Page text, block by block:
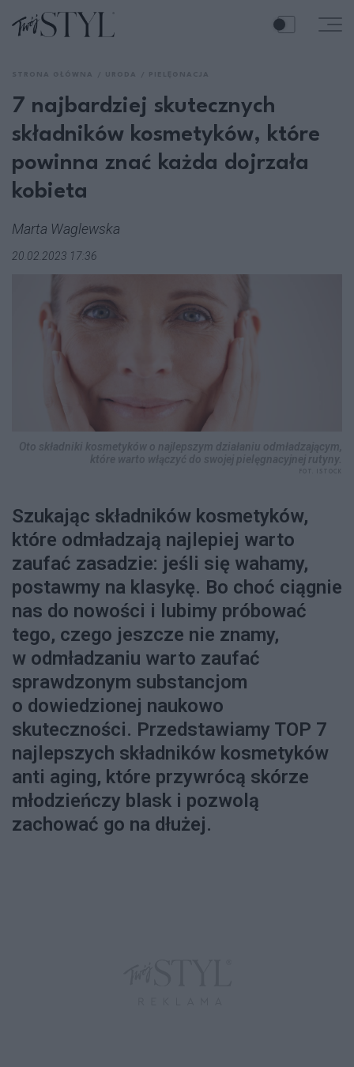
7 najbardziej skutecznych
składników kosmetyków, które
powinna znać każda dojrzała
kobieta
Marta Waglewska
20.02.2023 17:36
Szukając składników kosmetyków,
które odmładzają najlepiej warto
zaufać zasadzie: jeśli się wahamy,
postawmy na klasykę. Bo choć ciągnie
nas do nowości i lubimy próbować
tego, czego jeszcze nie znamy,
w odmładzaniu warto zaufać
sprawdzonym substancjom
o dowiedzionej naukowo
skuteczności. Przedstawiamy TOP 7
najlepszych składników kosmetyków
anti aging, które przywrócą skórze
młodzieńczy blask i pozwolą
zachować go na dłużej.